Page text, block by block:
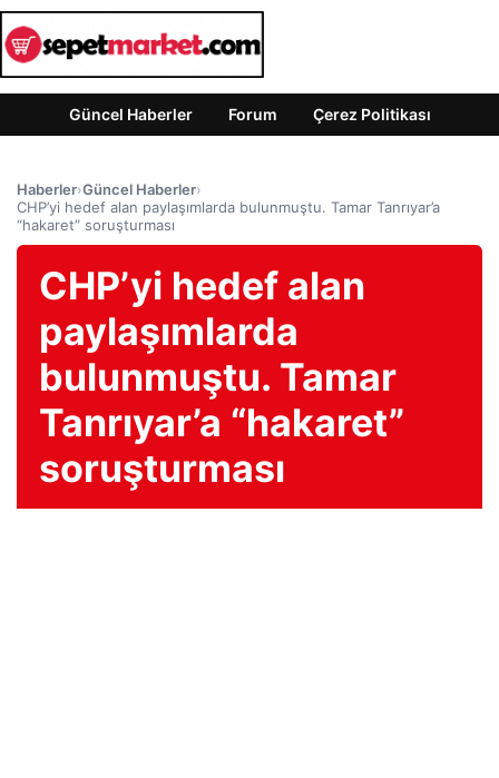
Güncel Haberler Forum Çerez Politikası
Haberler›Güncel Haberler›
CHP’yi hedef alan paylaşımlarda bulunmuştu. Tamar Tanrıyar’a
“hakaret” soruşturması
CHP’yi hedef alan
paylaşımlarda
bulunmuştu. Tamar
Tanrıyar’a “hakaret”
soruşturması